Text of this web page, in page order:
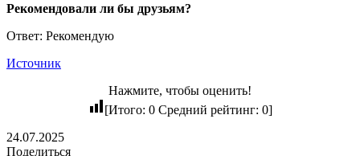
Рекомендовали ли бы друзьям?
Ответ: Рекомендую
Источник
Нажмите, чтобы оценить!
[Итого: 0Средний рейтинг: 0]
24.07.2025
Поделиться